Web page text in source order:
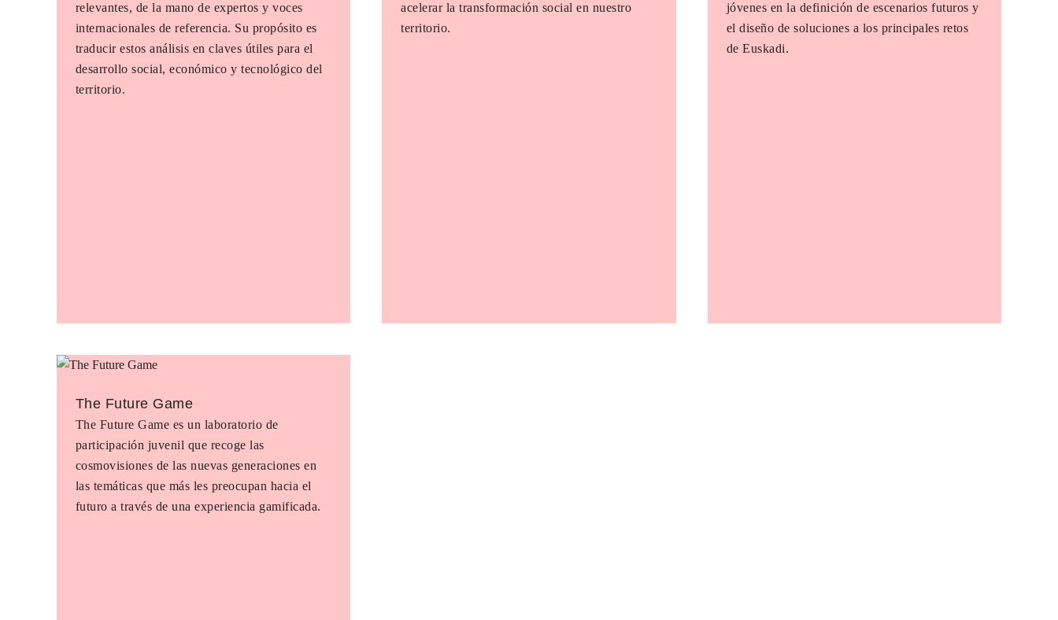
relevantes, de la mano de expertos y voces
internacionales de referencia. Su propósito es
traducir estos análisis en claves útiles para el
desarrollo social, económico y tecnológico del
territorio.
acelerar la transformación social en nuestro
territorio.
jóvenes en la definición de escenarios futuros y
el diseño de soluciones a los principales retos
de Euskadi.
The Future Game
The Future Game es un laboratorio de
participación juvenil que recoge las
cosmovisiones de las nuevas generaciones en
las temáticas que más les preocupan hacia el
futuro a través de una experiencia gamificada.